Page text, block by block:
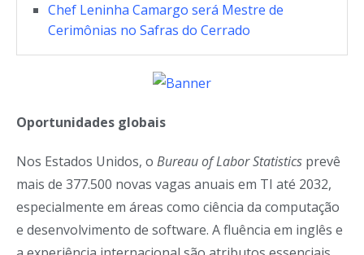
Chef Leninha Camargo será Mestre de
Cerimônias no Safras do Cerrado
Oportunidades globais
Nos Estados Unidos, o Bureau of Labor Statistics prevê
mais de 377.500 novas vagas anuais em TI até 2032,
especialmente em áreas como ciência da computação
e desenvolvimento de software. A fluência em inglês e